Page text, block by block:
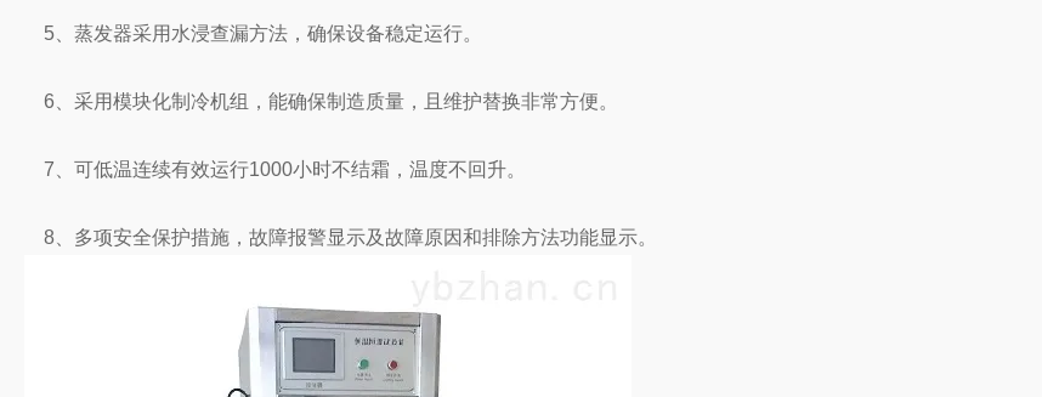
5、蒸发器采用水浸查漏方法，确保设备稳定运行。
6、采用模块化制冷机组，能确保制造质量，且维护替换非常方便。
7、可低温连续有效运行1000小时不结霜，温度不回升。
8、多项安全保护措施，故障报警显示及故障原因和排除方法功能显示。